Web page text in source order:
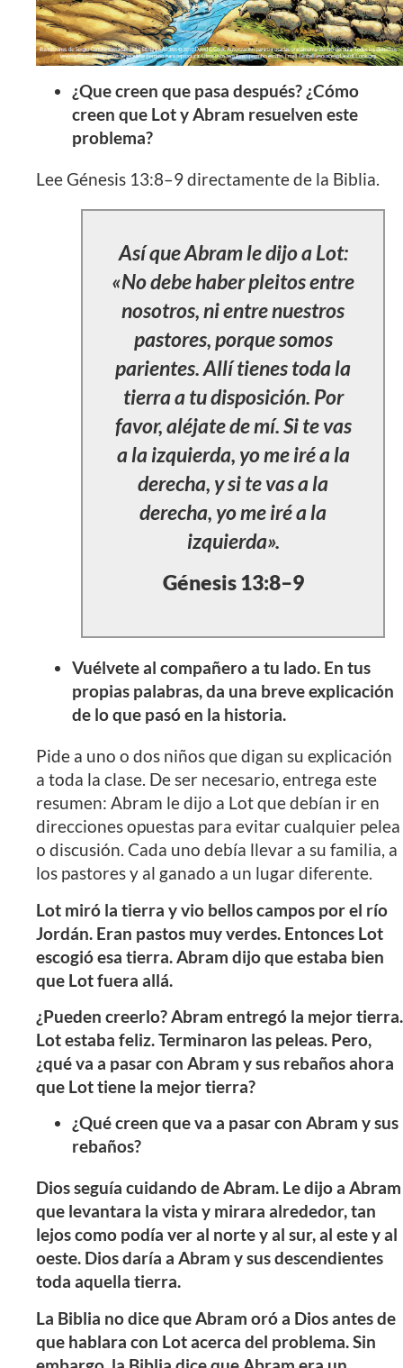
¿Que creen que pasa después? ¿Cómo
creen que Lot y Abram resuelven este
problema?
Lee Génesis 13:8–9 directamente de la Biblia.
Así que Abram le dijo a Lot:
«No debe haber pleitos entre
nosotros, ni entre nuestros
pastores, porque somos
parientes. Allí tienes toda la
tierra a tu disposición. Por
favor, aléjate de mí. Si te vas
a la izquierda, yo me iré a la
derecha, y si te vas a la
derecha, yo me iré a la
izquierda».
Génesis 13:8–9
Vuélvete al compañero a tu lado. En tus
propias palabras, da una breve explicación
de lo que pasó en la historia.
Pide a uno o dos niños que digan su explicación
a toda la clase. De ser necesario, entrega este
resumen: Abram le dijo a Lot que debían ir en
direcciones opuestas para evitar cualquier pelea
o discusión. Cada uno debía llevar a su familia, a
los pastores y al ganado a un lugar diferente.
Lot miró la tierra y vio bellos campos por el río
Jordán. Eran pastos muy verdes. Entonces Lot
escogió esa tierra. Abram dijo que estaba bien
que Lot fuera allá.
¿Pueden creerlo? Abram entregó la mejor tierra.
Lot estaba feliz. Terminaron las peleas. Pero,
¿qué va a pasar con Abram y sus rebaños ahora
que Lot tiene la mejor tierra?
¿Qué creen que va a pasar con Abram y sus
rebaños?
Dios seguía cuidando de Abram. Le dijo a Abram
que levantara la vista y mirara alrededor, tan
lejos como podía ver al norte y al sur, al este y al
oeste. Dios daría a Abram y sus descendientes
toda aquella tierra.
La Biblia no dice que Abram oró a Dios antes de
que hablara con Lot acerca del problema. Sin